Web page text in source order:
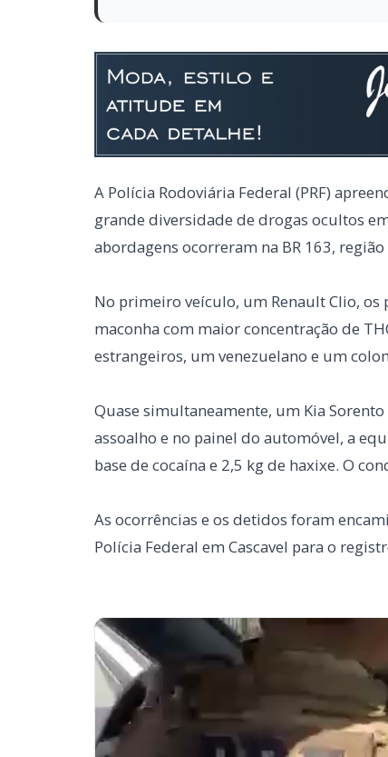
A Polícia Rodoviária Federal (PRF)
grande diversidade de drogas ocultos
abordagens ocorreram na BR 163, região
maconha com maior concentração de
estrangeiros, um venezuelano e um
assoalho e no painel do automóvel, a
base de cocaína e 2,5 kg de haxixe. O
Polícia Federal em Cascavel para o